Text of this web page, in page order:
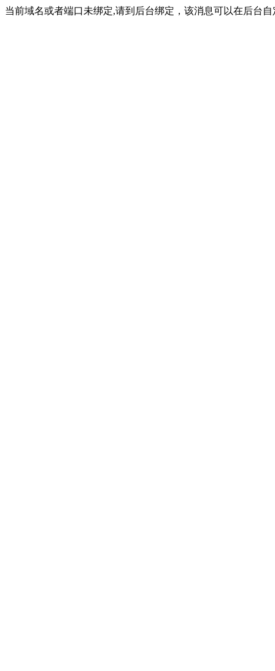
当前域名或者端口未绑定,请到后台绑定，该消息可以在后台自